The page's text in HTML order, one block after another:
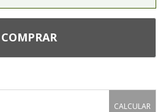
COMPRAR
CALCULAR